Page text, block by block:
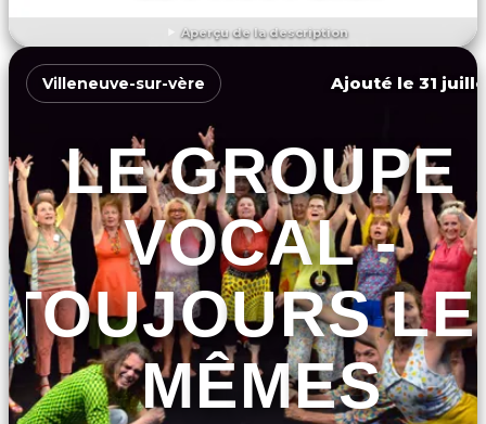
Aperçu de la description
DÉCOUVRIR L'ÉVÉNEMENT
Villeneuve-sur-vère Ajouté le 31
LE GROUPE
VOCAL -
TOUJOURS
MÊMES